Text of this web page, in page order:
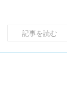
記事を読む